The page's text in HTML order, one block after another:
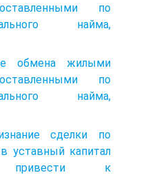
по
найма,
обмена жилыми
по
найма,
сделки по
уставный капитал
привести к